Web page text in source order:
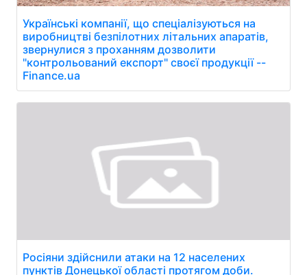
Українські компанії, що спеціалізуються на
виробництві безпілотних літальних апаратів,
звернулися з проханням дозволити
"контрольований експорт" своєї продукції --
Finance.ua
Росіяни здійснили атаки на 12 населених
пунктів Донецької області протягом доби.